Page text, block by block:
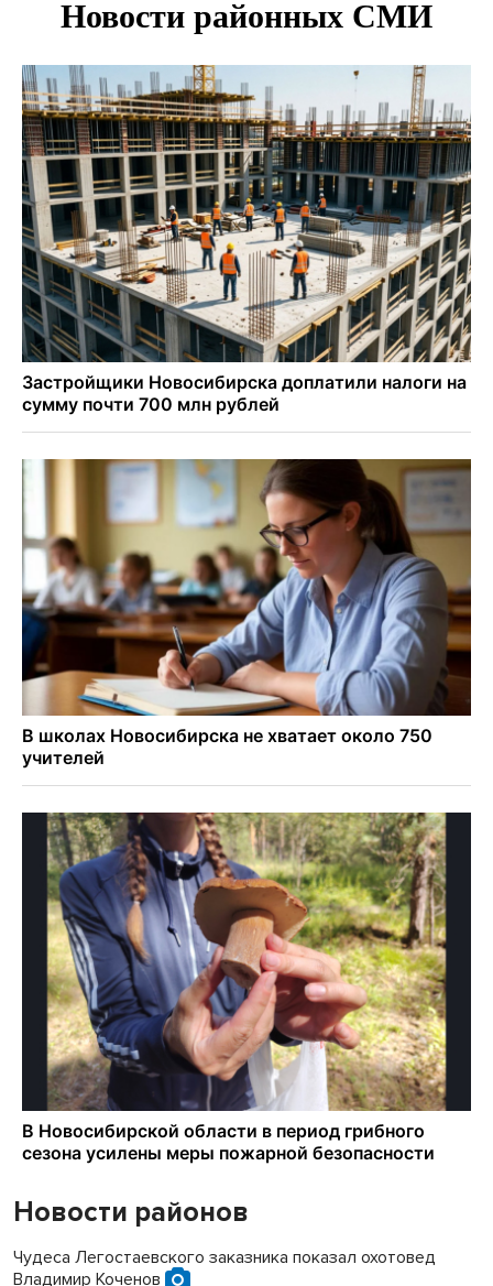
Новости районов
Чудеса Легостаевского заказника показал охотовед
Владимир Коченов